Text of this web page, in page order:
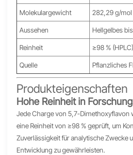
Molekulargewicht 282,29 g/mol
Aussehen Hellgelbes
Reinheit ≥98 % (HPLC)
Quelle Pflanzliches
Produkteigenschaften
Hohe Reinheit in
Jede Charge von 5,7-Dimethoxyflavon
eine Reinheit von ≥98 % geprüft, um
Zuverlässigkeit für analytische Zwecke
Entwicklung zu gewährleisten.